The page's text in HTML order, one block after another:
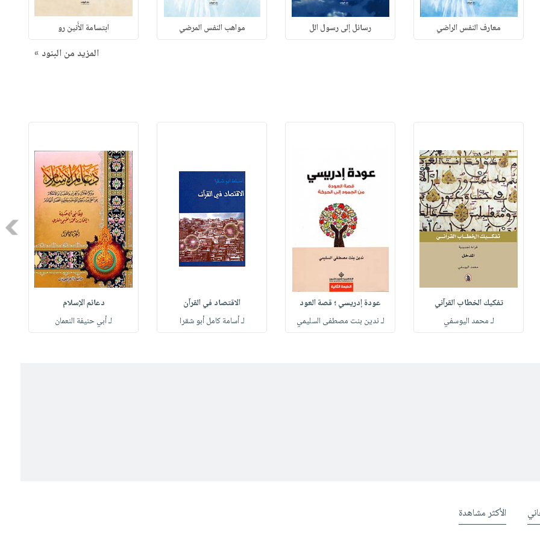
معارف النفس الراضي رسائل إلى رسول الل مواهب النفس المرضي ابتسامة الأَنين رو
المزيد من البنود »
تفكيك الخطاب القرآني
لـ محمد اليوسفي
عودة إدريسي ؛ قصة العود
لـ ندين بنت مصطفى السليمي
الاقتصاد في القرآن
لـ أسامة كامل أبو شقرا
دعائم الإسلام
لـ أبي حنيفة النعمان
الأكثر مشاهدة